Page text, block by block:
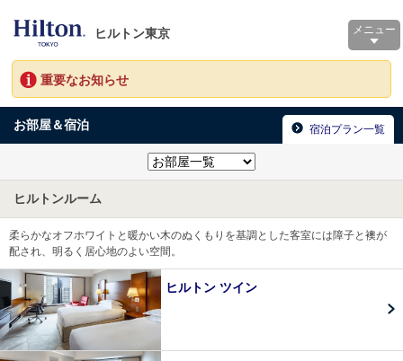
ヒルトン東京 メニュー
重要なお知らせ
お部屋＆宿泊 宿泊プラン一覧
ヒルトンルーム
柔らかなオフホワイトと暖かい木のぬくもりを基調とした客室には障子と襖が
配され、明るく居心地のよい空間。
ヒルトン ツイン